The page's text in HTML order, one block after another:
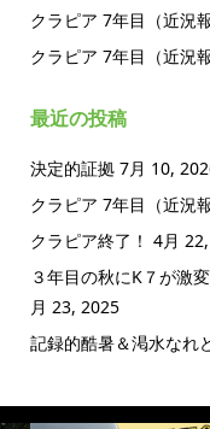
クラピア 7年目（近況報
クラピア 7年目（近況報
最近の投稿
決定的証拠 7月 10,
クラピア 7年目（近況報
クラピア終了！ 4月
３年目の秋にK７が激
月 23, 2025
記録的酷暑＆渇水なれ